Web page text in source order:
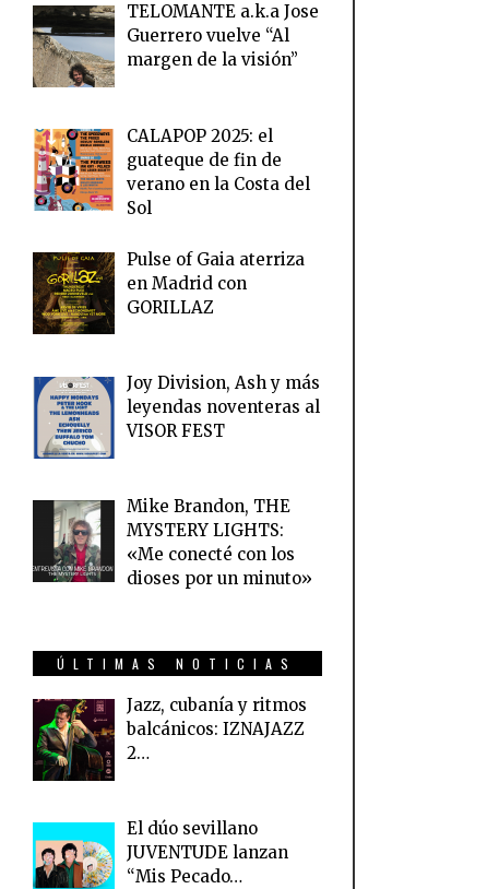
TELOMANTE a.k.a Jose
Guerrero vuelve “Al
margen de la visión”
CALAPOP 2025: el
guateque de fin de
verano en la Costa del
Sol
Pulse of Gaia aterriza
en Madrid con
GORILLAZ
Joy Division, Ash y más
leyendas noventeras al
VISOR FEST
Mike Brandon, THE
MYSTERY LIGHTS:
«Me conecté con los
dioses por un minuto»
ÚLTIMAS NOTICIAS
Jazz, cubanía y ritmos
balcánicos: IZNAJAZZ
2…
El dúo sevillano
JUVENTUDE lanzan
“Mis Pecado…